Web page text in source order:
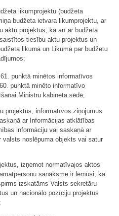
likumprojektu (budžeta
budžeta ietvara likumprojektu, ar
aktu projektus, kā arī ar budžeta
tiesību aktu projektus un
likumā un Likumā par budžetu
punktā minētos informatīvos
punktā minēto informatīvo
Ministru kabineta sēdē;
projektus, informatīvos ziņojumus
ar Informācijas atklātības
informāciju vai saskaņā ar
valsts noslēpuma objekts vai satur
izņemot normatīvajos aktos
sanāksme ir lēmusi, ka
izskatāms Valsts sekretāru
un nacionālo pozīciju projektus